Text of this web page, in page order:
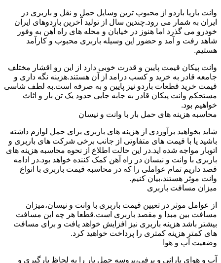
وانت باریا باردو از محبوب ترین وسایل حمل و نقل و باربری در
ایران به شمار می رود.چندین سال از تولید آخرین باردوهای ایران
خودرو می گذرد اما هنوز در خیابان و محله های راه آهن به وفور
شاهد رفت و آمد و حضور این وسیله باربری محبوب و کارآمد
هستیم.
وانت پیکان قیمت پایین و قدرت خوبی دارد از این رو اقشار مختلف
جامعه قادر به خرید و کسب درامد از آن هستند.هزینه نگه داری و
قیمت خرید قطعات باردو نیز پایین و به صرفه است.به لطف شاسی
مستحکم وانت پیکان قادر به جابه جایی حدود یک تن بار و اثاث
خواهیم بود.
محاسبه هزینه های حمل بار با وانت و نیسان
شاید بخواهید برآوردی از هزینه های باربری برای حمل لوازم داشته
باشید یا با قیمت های متفاوتی از جانب برخی شرکت های باربری و
اتوبار مواجه شده اید.در این حالت اطلاع از نحوه محاسبه هزینه های
باربری با وانت و نیسان در راه آهن کمک کننده خواهد بود.در ادامه
قصد داریم تمام عواملی را که در محاسبه قیمت باربری با انواع
وانت موثر هستند،بیان کنیم.
میزان مسافت باربری
از عوامل موثر در تعیین قیمت باربری با وانت و نیسان،میزان
مسافت بین مبدا و مقصد باربری است.قطعا هر چه این مسافت
بیشتر باشد هزینه باربری نیز افزایش خواهد یافت و برای مسافت
های کمتر هزینه کمتری را پرداخت خواهید کرد.
وضعیت آب و هوا
آب و هوای بارانی و برفی،پروسه حمل بار را به لحاظ بارگیری و